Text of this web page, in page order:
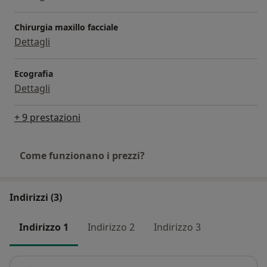
Chirurgia maxillo facciale
Dettagli
Ecografia
Dettagli
+ 9 prestazioni
Come funzionano i prezzi?
Indirizzi (3)
Indirizzo 1 Indirizzo 2 Indirizzo 3